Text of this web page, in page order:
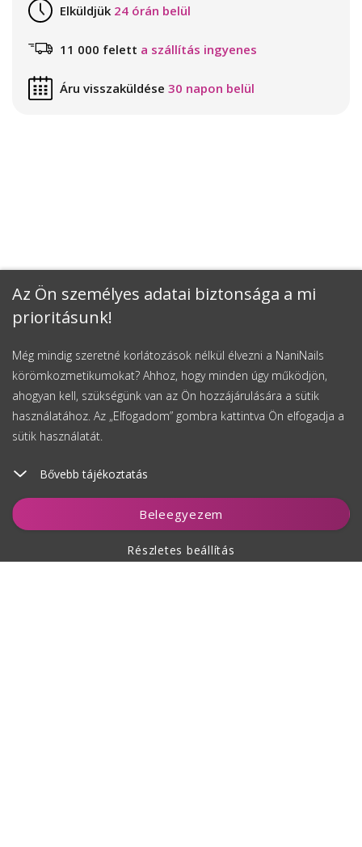
Az Ön személyes adatai biztonsága a mi
prioritásunk!
Még mindig szeretné korlátozások nélkül élvezni a NaniNails
körömkozmetikumokat? Ahhoz, hogy minden úgy működjön,
ahogyan kell, szükségünk van az Ön hozzájárulására a sütik
használatához. Az „Elfogadom” gombra kattintva Ön elfogadja a
sütik használatát.
Bővebb tájékoztatás
Beleegyezem
Részletes beállítás
Kosárhoz ad
Elküldjük 24 órán belül
11 000 felett a szállítás ingyenes
Áru visszaküldése 30 napon belül